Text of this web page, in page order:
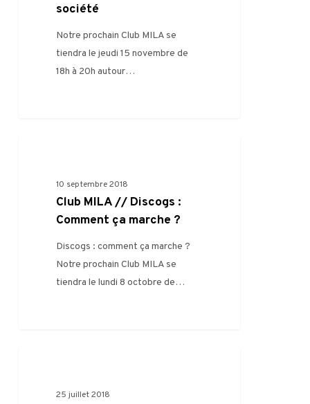
société
Notre prochain Club MILA se
tiendra le jeudi 15 novembre de
18h à 20h autour…
10 septembre 2018
Club MILA // Discogs :
Comment ça marche ?
Discogs : comment ça marche ?
Notre prochain Club MILA se
tiendra le lundi 8 octobre de…
25 juillet 2018